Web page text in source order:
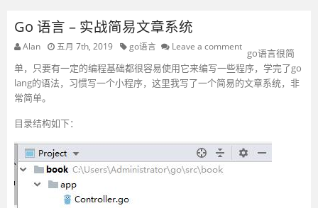
Go 语言 – 实战简易文章系统
Alan 五月 7th, 2019 go语言 Leave a comment
go语言很简
单，只要有一定的编程基础都很容易使用它来编写一些程序，学完了go
lang的语法，习惯写一个小程序，这里我写了一个简易的文章系统，非
常简单。
目录结构如下：